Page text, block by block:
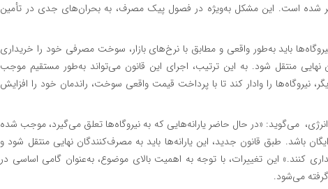
شده است. این مشکل به‌ویژه در فصول پیک مصرف، به بحران‌های جدی در تأمین
برق، نیروگاه‌ها باید به‌طور واقعی و مطابق با نرخ‌های بازار، سوخت مصرفی خود را خریداری
نهایی منتقل شود. به این ترتیب، اجرای این قانون می‌تواند به‌طور مستقیم موجب
را وادار کند تا با پرداخت قیمت واقعی سوخت، راندمان خود را افزایش
می‌گوید: «در حال حاضر یارانه‌هایی که به نیروگاه‌ها تعلق می‌گیرد، موجب شده
باشد. طبق قانون جدید، این یارانه‌ها باید به مصرف‌کنندگان نهایی منتقل شود و
کنند.» این تغییرات، با توجه به اهمیت بالای موضوع، به‌عنوان گامی اساسی در
می‌شود.